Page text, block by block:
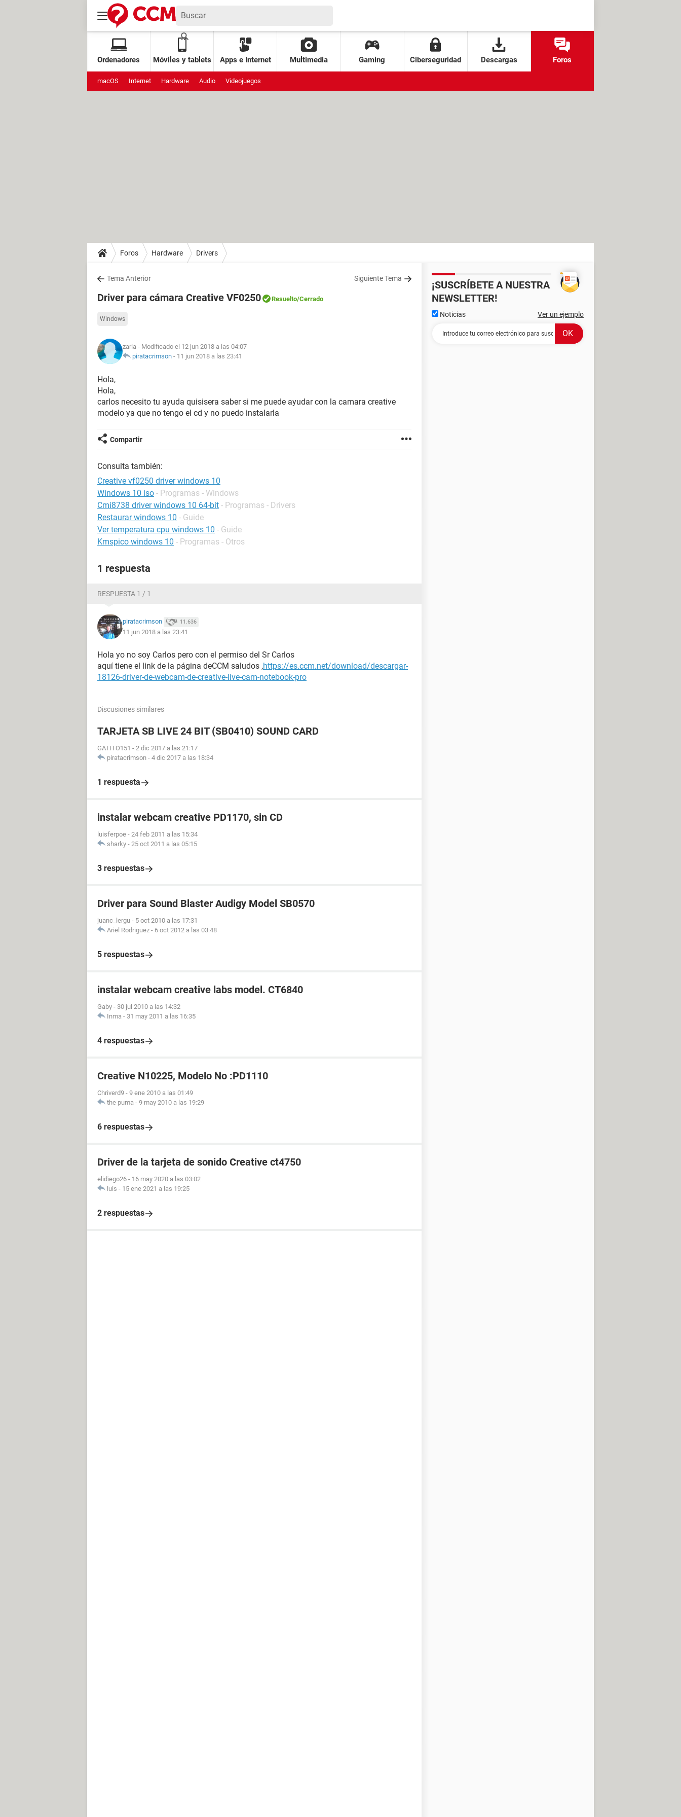
Ordenadores Móviles y tablets Apps e Internet Multimedia Gaming Ciberseguridad Descargas Foros
macOS Internet Hardware Audio Videojuegos
Foros Hardware Drivers
Tema Anterior Siguiente Tema
Driver para cámara Creative VF0250 Resuelto/Cerrado
Windows
zaria - Modificado el 12 jun 2018 a las 04:07
piratacrimson - 11 jun 2018 a las 23:41
Hola,
Hola,
carlos necesito tu ayuda quisisera saber si me puede ayudar con la camara creative
modelo ya que no tengo el cd y no puedo instalarla
Compartir
Consulta también:
Creative vf0250 driver windows 10
Windows 10 iso - Programas - Windows
Cmi8738 driver windows 10 64-bit - Programas - Drivers
Restaurar windows 10 - Guide
Ver temperatura cpu windows 10 - Guide
Kmspico windows 10 - Programas - Otros
1 respuesta
RESPUESTA 1 / 1
piratacrimson 11.636
11 jun 2018 a las 23:41
Hola yo no soy Carlos pero con el permiso del Sr Carlos
aquí tiene el link de la página deCCM saludos ,https://es.ccm.net/download/descargar-
18126-driver-de-webcam-de-creative-live-cam-notebook-pro
Discusiones similares
TARJETA SB LIVE 24 BIT (SB0410) SOUND CARD
GATITO151 - 2 dic 2017 a las 21:17
piratacrimson - 4 dic 2017 a las 18:34
1 respuesta
instalar webcam creative PD1170, sin CD
luisferpoe - 24 feb 2011 a las 15:34
sharky - 25 oct 2011 a las 05:15
3 respuestas
Driver para Sound Blaster Audigy Model SB0570
juanc_lergu - 5 oct 2010 a las 17:31
Ariel Rodriguez - 6 oct 2012 a las 03:48
5 respuestas
instalar webcam creative labs model. CT6840
Gaby - 30 jul 2010 a las 14:32
Inma - 31 may 2011 a las 16:35
4 respuestas
Creative N10225, Modelo No :PD1110
Chriverd9 - 9 ene 2010 a las 01:49
the puma - 9 may 2010 a las 19:29
6 respuestas
Driver de la tarjeta de sonido Creative ct4750
elidiego26 - 16 may 2020 a las 03:02
luis - 15 ene 2021 a las 19:25
2 respuestas
¡SUSCRÍBETE A NUESTRA
NEWSLETTER!
Noticias Ver un ejemplo